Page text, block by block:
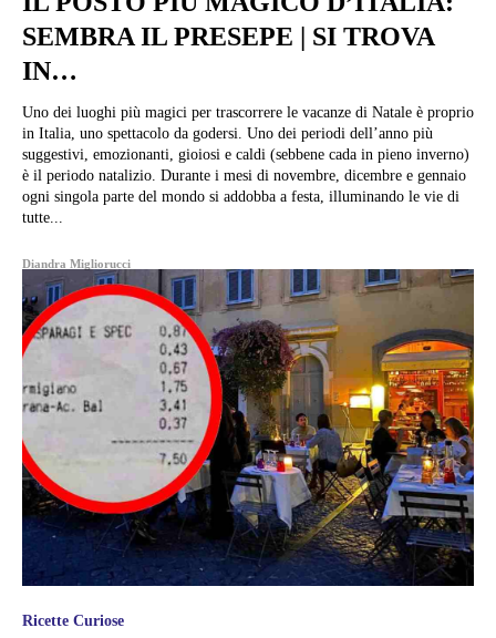
SEMBRA IL PRESEPE | SI TROVA
IN…
Uno dei luoghi più magici per trascorrere le vacanze di Natale è proprio
in Italia, uno spettacolo da godersi. Uno dei periodi dell’anno più
suggestivi, emozionanti, gioiosi e caldi (sebbene cada in pieno inverno)
è il periodo natalizio. Durante i mesi di novembre, dicembre e gennaio
ogni singola parte del mondo si addobba a festa, illuminando le vie di
tutte...
Diandra Migliorucci
Ricette Curiose